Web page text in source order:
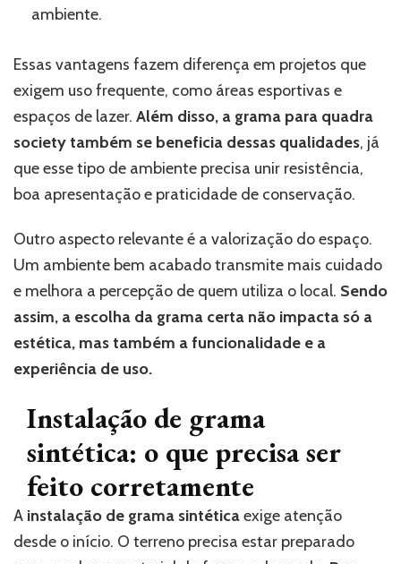
ambiente.
Essas vantagens fazem diferença em projetos que
exigem uso frequente, como áreas esportivas e
espaços de lazer. Além disso, a grama para quadra
society também se beneficia dessas qualidades, já
que esse tipo de ambiente precisa unir resistência,
boa apresentação e praticidade de conservação.
Outro aspecto relevante é a valorização do espaço.
Um ambiente bem acabado transmite mais cuidado
e melhora a percepção de quem utiliza o local. Sendo
assim, a escolha da grama certa não impacta só a
estética, mas também a funcionalidade e a
experiência de uso.
Instalação de grama
sintética: o que precisa ser
feito corretamente
A instalação de grama sintéticaexige atenção
desde o início. O terreno precisa estar preparado